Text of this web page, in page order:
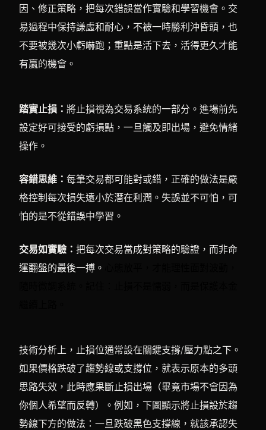
因、修正策略，把每次錯誤當作實驗和學習機會。交
易過程中保持謙虛和耐心，不被一時勝利沖昏頭，也
不要被幾次小虧嚇跑；重點是活下去，活得更久才能
有贏的機會。
踏實止損：將止損視為交易系統的一部分。進場前先
設定好可接受的虧損點，一旦觸及即出場，避免情緒
操作。
容錯思維：每筆交易都可能對或錯，正確的做法是嚴
格控制每次損失遠小於潛在利潤。失誤並不可怕，可
怕的是不從錯誤中學習。
交易如實驗：把每次交易當成對策略的驗證，而非命
運翻盤的最後一搏。
技術分析上，止損位通常設在關鍵支撐/壓力點之下。
如果價格跌破了趨勢線或支撐位，就表示原本的多頭
思路失效，此時應果斷止損出場（畢竟市場不會因為
你個人希望而反轉）。例如，下圖顯示將止損設於趨
勢線下方的做法：一旦跌破黑色支撐線，就該承認失